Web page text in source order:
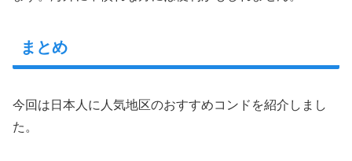
まとめ
今回は日本人に人気地区のおすすめコンドを紹介しまし
た。